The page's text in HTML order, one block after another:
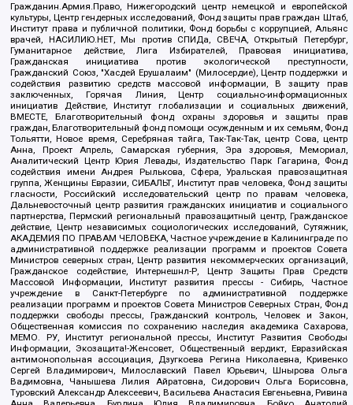
Гражданин.Армия.Право, Нижегородский центр немецкой и европейской
культуры, Центр гендерных исследований, Фонд защиты прав граждан Штаб,
Институт права и публичной политики, Фонд борьбы с коррупцией, Альянс
врачей, НАСИЛИЮ.НЕТ, Мы против СПИДа, СВЕЧА, Открытый Петербург,
Гуманитарное действие, Лига Избирателей, Правовая инициатива,
Гражданская инициатива против экологической преступности,
Гражданский Союз, "Хасдей Ерушалаим" (Милосердие), Центр поддержки и
содействия развитию средств массовой информации, В защиту прав
заключенных, Горячая Линия, Центр социально-информационных
инициатив Действие, Институт глобализации и социальных движений,
ВМЕСТЕ, Благотворительный фонд охраны здоровья и защиты прав
граждан, Благотворительный фонд помощи осужденным и их семьям, Фонд
Тольятти, Новое время, Серебряная тайга, Так-Так-Так, центр Сова, центр
Анна, Проект Апрель, Самарская губерния, Эра здоровья, Мемориал,
Аналитический Центр Юрия Левады, Издательство Парк Гагарина, Фонд
содействия имени Андрея Рылькова, Сфера, Уральская правозащитная
группа, Женщины Евразии, СИБАЛЬТ, Институт прав человека, Фонд защиты
гласности, Российский исследовательский центр по правам человека,
Дальневосточный центр развития гражданских инициатив и социального
партнерства, Пермский региональный правозащитный центр, Гражданское
действие, Центр независимых социологических исследований, Сутяжник,
АКАДЕМИЯ ПО ПРАВАМ ЧЕЛОВЕКА, Частное учреждение в Калининграде по
административной поддержке реализации программ и проектов Совета
Министров северных стран, Центр развития некоммерческих организаций,
Гражданское содействие, Интернешнл-Р, Центр Защиты Прав Средств
Массовой Информации, Институт развития прессы - Сибирь, Частное
учреждение в Санкт-Петербурге по административной поддержке
реализации программ и проектов Совета Министров Северных Стран, Фонд
поддержки свободы прессы, Гражданский контроль, Человек и Закон,
Общественная комиссия по сохранению наследия академика Сахарова,
МЕМО. РУ, Институт региональной прессы, Институт Развития Свободы
Информации, Экозащита!-Женсовет, Общественный вердикт, Евразийская
антимонопольная ассоциация, Дзугкоева Регина Николаевна, Кривенко
Сергей Владимирович, Милославский Павел Юрьевич, Шнырова Ольга
Вадимовна, Чанышева Лилия Айратовна, Сидорович Ольга Борисовна,
Туровский Александр Алексеевич, Васильева Анастасия Евгеньевна, Ривина